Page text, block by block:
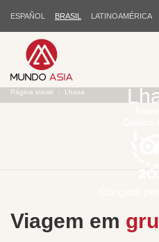
ESPAÑOL BRASIL LATINOAMÉRICA
Página inicial Lhasa
Viagem em